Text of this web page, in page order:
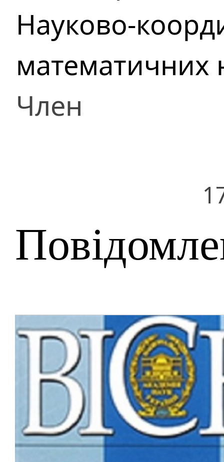
Науково-
математичних
Член